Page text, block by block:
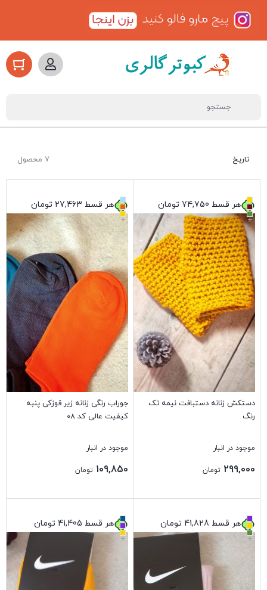
7 محصول تاریخ
هر قسط 74,750 تومان
دستکش زنانه دستبافت نیمه تک
رنگ
موجود در انبار
299,000 تومان
+
هر قسط 27,463 تومان
جوراب رنگی زنانه زیر قوزکی پنبه
کیفیت عالی کد 08
موجود در انبار
109,850 تومان
+
هر قسط 41,828 تومان
+
هر قسط 41,405 تومان
+